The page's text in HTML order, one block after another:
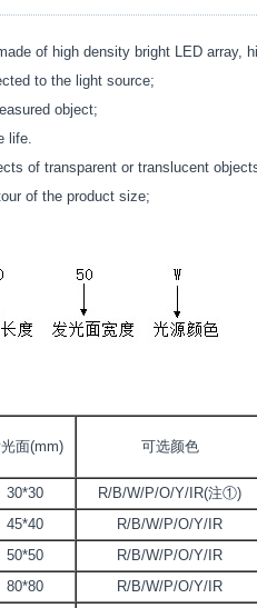
of high density bright LED array,
to the light source;
object;
life.
of transparent or translucent
of the product size;
面(mm) 可选颜色
30*30 R/B/W/P/O/Y/IR(注①)
45*40 R/B/W/P/O/Y/IR
50*50 R/B/W/P/O/Y/IR
80*80 R/B/W/P/O/Y/IR